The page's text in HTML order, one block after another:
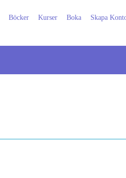
Böcker Kurser Boka Skapa